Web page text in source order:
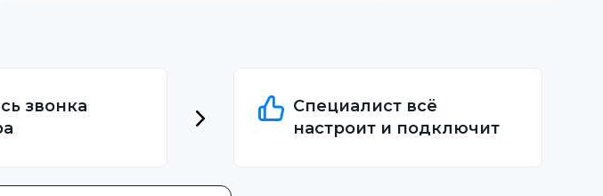
звонка
Специалист всё
настроит и подключит